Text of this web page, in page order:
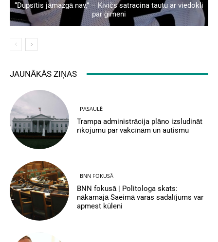
“Dupsītis jāmazgā nav,” – Kivičs satracina tautu ar viedokli
par ģimeni
JAUNĀKĀS ZIŅAS
PASAULĒ
Trampa administrācija plāno izsludināt
rīkojumu par vakcīnām un autismu
BNN FOKUSĀ
BNN fokusā | Politologa skats:
nākamajā Saeimā varas sadalījums var
apmest kūleni